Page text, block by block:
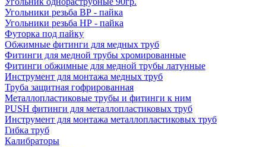
Угольники резьба ВР - пайка
Угольники резьба НР - пайка
Футорка под пайку
Обжимные фитинги для медных труб
Фитинги для медной трубы хромированные
Фитинги обжимные для медной трубы латунные
Инструмент для монтажа медных труб
Труба защитная гофрированная
Металлопластиковые трубы и фитинги к ним
PUSH фитинги для металлопластиковых труб
Инструмент для монтажа металлопластиковых труб
Гибка труб
Калибраторы